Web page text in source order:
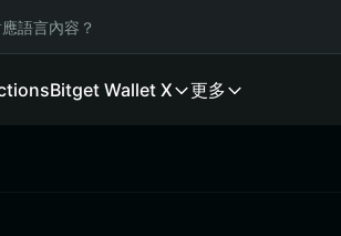
語言內容？
Bitget Wallet X 更多